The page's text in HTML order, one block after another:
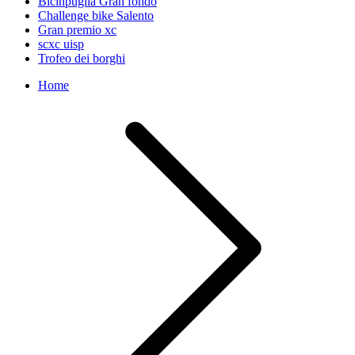
Challenge bike Salento
Gran premio xc
scxc uisp
Trofeo dei borghi
Home